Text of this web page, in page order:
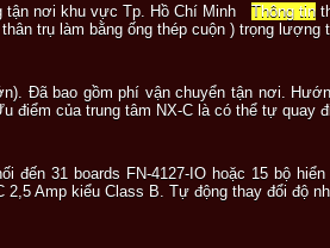
tận nơi khu vực Tp. Hồ Chí Minh Thông tin
trụ làm bằng ống thép cuộn ) trọng
Đã bao gồm phí vận chuyển tận nơi.
điểm của trung tâm NX-C là có thể tự quay
đến 31 boards FN-4127-IO hoặc 15 bộ
2,5 Amp kiểu Class B. Tự động thay đổi độ